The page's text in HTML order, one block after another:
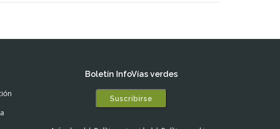
Boletín InfoVías verdes
Suscribirse